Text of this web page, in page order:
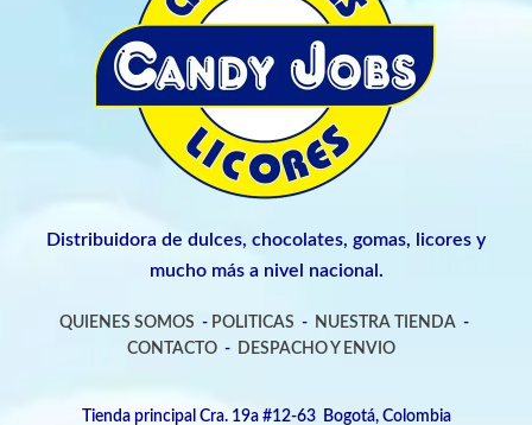
Distribuidora de dulces, chocolates, gomas, licores y
mucho más a nivel nacional.
QUIENES SOMOS - POLITICAS - NUESTRA TIENDA -
CONTACTO- DESPACHO Y ENVIO
Tienda principal Cra. 19a #12-63 Bogotá, Colombia